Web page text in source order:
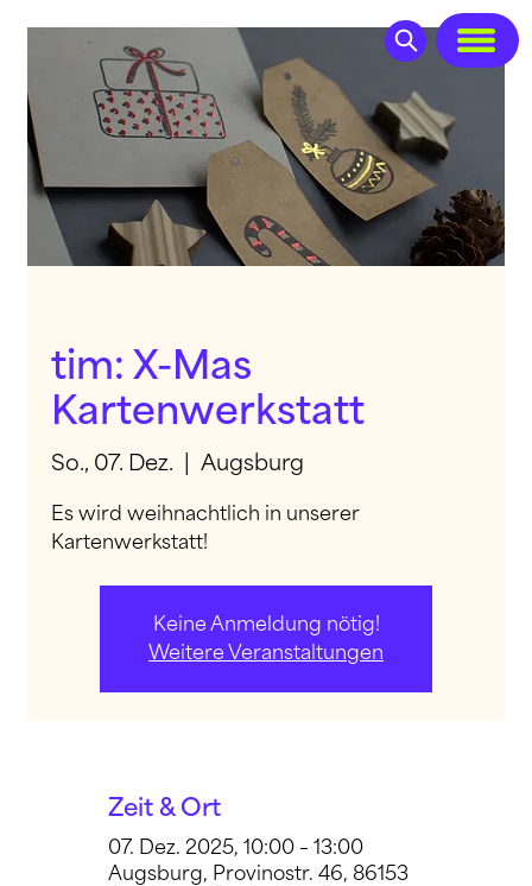
tim: X-Mas
Kartenwerkstatt
So., 07. Dez.
  |
Augsburg
Es wird weihnachtlich in unserer
Kartenwerkstatt!
Keine Anmeldung nötig!
Weitere Veranstaltungen
Zeit & Ort
07. Dez. 2025, 10:00 – 13:00
Augsburg, Provinostr. 46, 86153